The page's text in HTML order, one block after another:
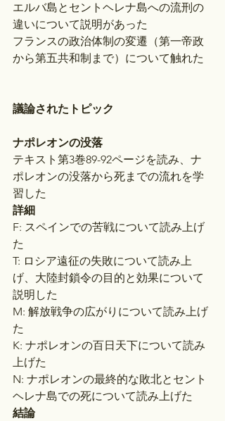
エルバ島とセントヘレナ島への流刑の
違いについて説明があった
フランスの政治体制の変遷（第一帝政
から第五共和制まで）について触れた
議論されたトピック
ナポレオンの没落
テキスト第3巻89-92ページを読み、ナ
ポレオンの没落から死までの流れを学
習した
詳細
F: スペインでの苦戦について読み上げ
た
T: ロシア遠征の失敗について読み上
げ、大陸封鎖令の目的と効果について
説明した
M: 解放戦争の広がりについて読み上げ
た
K: ナポレオンの百日天下について読み
上げた
N: ナポレオンの最終的な敗北とセント
ヘレナ島での死について読み上げた
結論